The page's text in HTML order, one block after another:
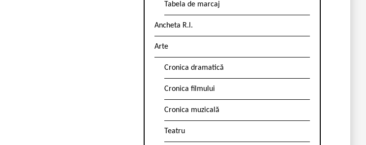
Tabela de marcaj
Ancheta R.l.
Arte
Cronica dramatică
Cronica filmului
Cronica muzicală
Teatru